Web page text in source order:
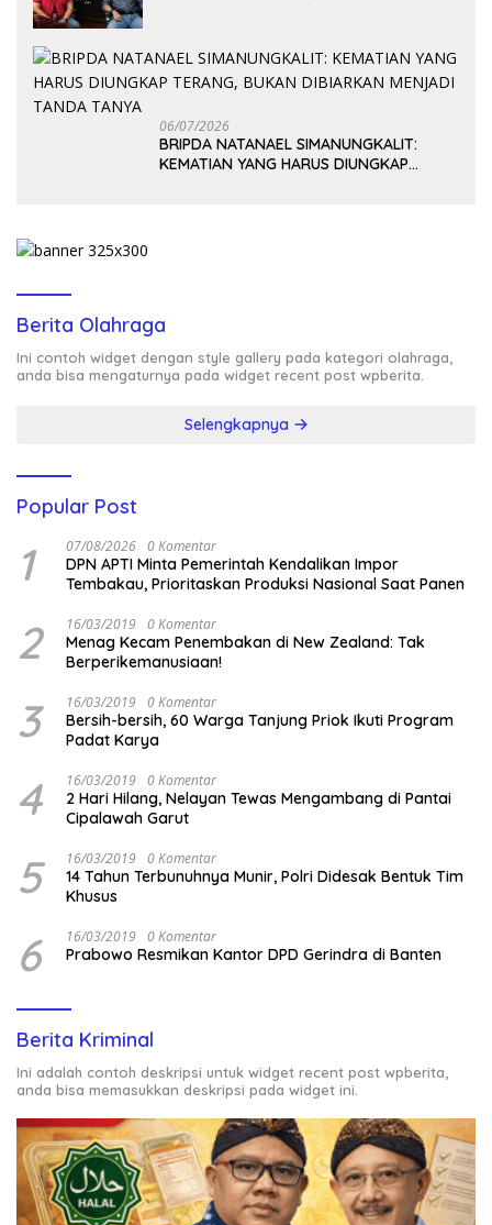
06/07/2026
BRIPDA NATANAEL SIMANUNGKALIT:
KEMATIAN YANG HARUS DIUNGKAP
Berita Olahraga
Ini contoh widget dengan style gallery pada kategori olahraga,
anda bisa mengaturnya pada widget recent post wpberita.
Selengkapnya
Popular Post
1 07/08/2026 0 Komentar
DPN APTI Minta Pemerintah Kendalikan Impor
Tembakau, Prioritaskan Produksi Nasional Saat Panen
2 16/03/2019 0 Komentar
Menag Kecam Penembakan di New Zealand: Tak
Berperikemanusiaan!
3 16/03/2019 0 Komentar
Bersih-bersih, 60 Warga Tanjung Priok Ikuti Program
Padat Karya
4 16/03/2019 0 Komentar
2 Hari Hilang, Nelayan Tewas Mengambang di Pantai
Cipalawah Garut
5 16/03/2019 0 Komentar
14 Tahun Terbunuhnya Munir, Polri Didesak Bentuk Tim
Khusus
6 16/03/2019 0 Komentar
Prabowo Resmikan Kantor DPD Gerindra di Banten
Berita Kriminal
Ini adalah contoh deskripsi untuk widget recent post wpberita,
anda bisa memasukkan deskripsi pada widget ini.